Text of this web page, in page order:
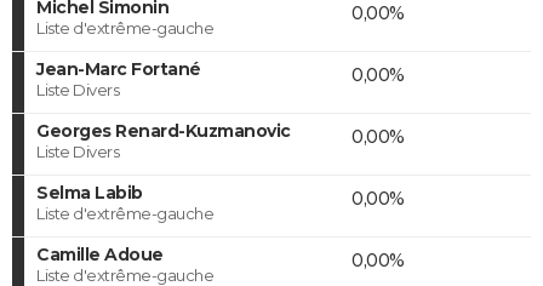
Michel Simonin
Liste d'extrême-gauche
0,00%
Jean-Marc Fortané
Liste Divers
0,00%
Georges Renard-Kuzmanovic
Liste Divers
0,00%
Selma Labib
Liste d'extrême-gauche
0,00%
Camille Adoue
Liste d'extrême-gauche
0,00%